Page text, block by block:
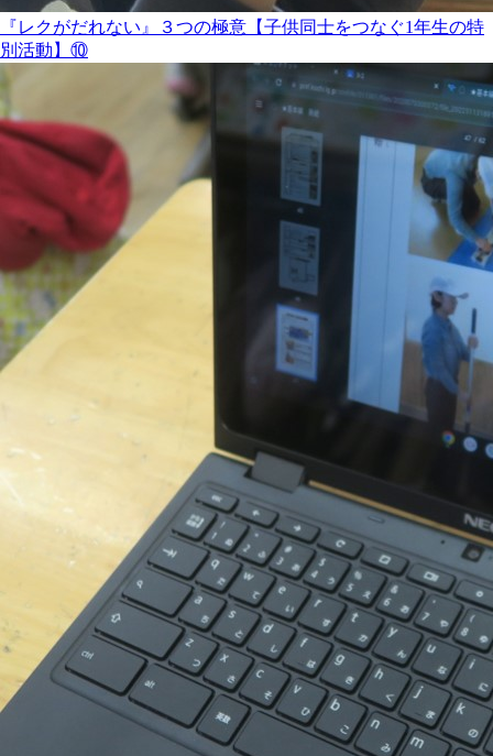
『レクがだれない』３つの極意【子供同士をつなぐ1年生の特
別活動】⑩